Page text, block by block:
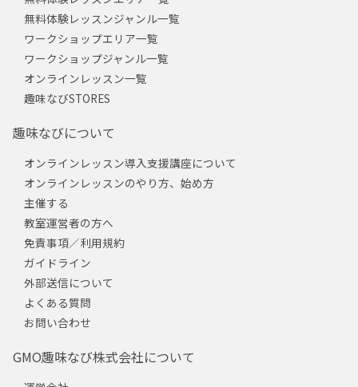
無料体験レッスンジャンル一覧
ワークショップエリア一覧
ワークショップジャンル一覧
オンラインレッスン一覧
趣味なびSTORES
趣味なびについて
オンラインレッスン導入支援講座について
オンラインレッスンのやり方、始め方
主催する
教室運営者の方へ
免責事項／利用規約
ガイドライン
外部送信について
よくある質問
お問い合わせ
GMO趣味なび株式会社について